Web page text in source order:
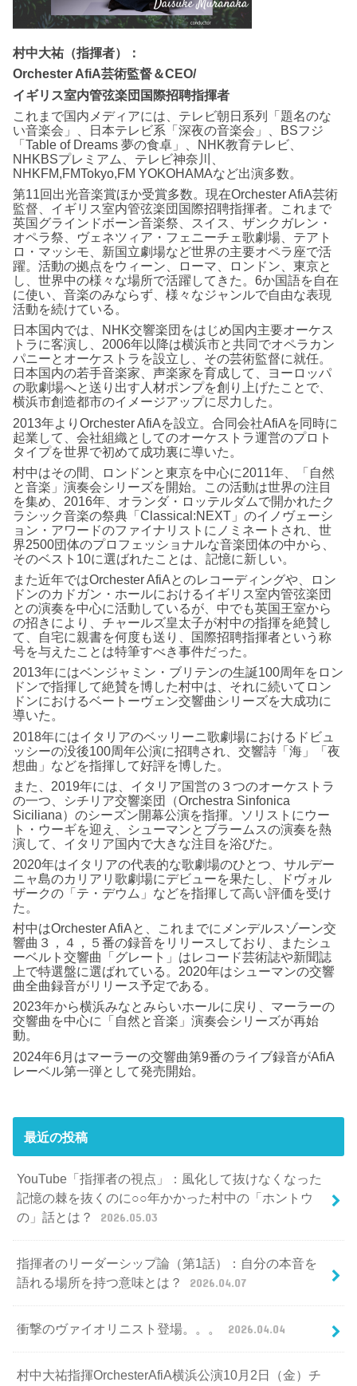
村中大祐（指揮者）：
Orchester AfiA芸術監督＆CEO/
イギリス室内管弦楽団国際招聘指揮者
これまで国内メディアには、テレビ朝日系列「題名のな
い音楽会」、日本テレビ系「深夜の音楽会」、BSフジ
「Table of Dreams 夢の食卓」、NHK教育テレビ、
NHKBSプレミアム、テレビ神奈川、
NHKFM,FMTokyo,FM YOKOHAMAなど出演多数。
第11回出光音楽賞ほか受賞多数。現在Orchester AfiA芸術
監督、イギリス室内管弦楽団国際招聘指揮者。これまで
英国グラインドボーン音楽祭、スイス、ザンクガレン・
オペラ祭、ヴェネツィア・フェニーチェ歌劇場、テアト
ロ・マッシモ、新国立劇場など世界の主要オペラ座で活
躍。活動の拠点をウィーン、ローマ、ロンドン、東京と
し、世界中の様々な場所で活躍してきた。6か国語を自在
に使い、音楽のみならず、様々なジャンルで自由な表現
活動を続けている。
日本国内では、NHK交響楽団をはじめ国内主要オーケス
トラに客演し、2006年以降は横浜市と共同でオペラカン
パニーとオーケストラを設立し、その芸術監督に就任。
日本国内の若手音楽家、声楽家を育成して、ヨーロッパ
の歌劇場へと送り出す人材ポンプを創り上げたことで、
横浜市創造都市のイメージアップに尽力した。
2013年よりOrchester AfiAを設立。合同会社AfiAを同時に
起業して、会社組織としてのオーケストラ運営のプロト
タイプを世界で初めて成功裏に導いた。
村中はその間、ロンドンと東京を中心に2011年、「自然
と音楽」演奏会シリーズを開始。この活動は世界の注目
を集め、2016年、オランダ・ロッテルダムで開かれたク
ラシック音楽の祭典「Classical:NEXT」のイノヴェーシ
ョン・アワードのファイナリストにノミネートされ、世
界2500団体のプロフェッショナルな音楽団体の中から、
そのベスト10に選ばれたことは、記憶に新しい。
また近年ではOrchester AfiAとのレコーディングや、ロン
ドンのカドガン・ホールにおけるイギリス室内管弦楽団
との演奏を中心に活動しているが、中でも英国王室から
の招きにより、チャールズ皇太子が村中の指揮を絶賛し
て、自宅に親書を何度も送り、国際招聘指揮者という称
号を与えたことは特筆すべき事件だった。
2013年にはベンジャミン・ブリテンの生誕100周年をロン
ドンで指揮して絶賛を博した村中は、それに続いてロン
ドンにおけるベートーヴェン交響曲シリーズを大成功に
導いた。
2018年にはイタリアのベッリーニ歌劇場におけるドビュ
ッシーの没後100周年公演に招聘され、交響詩「海」「夜
想曲」などを指揮して好評を博した。
また、2019年には、イタリア国営の３つのオーケストラ
の一つ、シチリア交響楽団（Orchestra Sinfonica
Siciliana）のシーズン開幕公演を指揮。ソリストにウー
ト・ウーギを迎え、シューマンとブラームスの演奏を熱
演して、イタリア国内で大きな注目を浴びた。
2020年はイタリアの代表的な歌劇場のひとつ、サルデー
ニャ島のカリアリ歌劇場にデビューを果たし、ドヴォル
ザークの「テ・デウム」などを指揮して高い評価を受け
た。
村中はOrchester AfiAと、これまでにメンデルスゾーン交
響曲３，４，５番の録音をリリースしており、またシュ
ーベルト交響曲「グレート」はレコード芸術誌や新聞誌
上で特選盤に選ばれている。2020年はシューマンの交響
曲全曲録音がリリース予定である。
2023年から横浜みなとみらいホールに戻り、マーラーの
交響曲を中心に「自然と音楽」演奏会シリーズが再始
動。
2024年6月はマーラーの交響曲第9番のライブ録音がAfiA
レーベル第一弾として発売開始。
最近の投稿
YouTube「指揮者の視点」：風化して抜けなくなった
記憶の棘を抜くのに○○年かかった村中の「ホントウ
の」話とは？
2026.05.03
指揮者のリーダーシップ論（第1話）：自分の本音を
語れる場所を持つ意味とは？
2026.04.07
衝撃のヴァイオリニスト登場。。。 2026.04.04
村中大祐指揮OrchesterAfiA横浜公演10月2日（金）チ